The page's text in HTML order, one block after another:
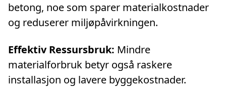
betong, noe som sparer materialkostnader
og reduserer miljøpåvirkningen.
Effektiv Ressursbruk: Mindre
materialforbruk betyr også raskere
installasjon og lavere byggekostnader.